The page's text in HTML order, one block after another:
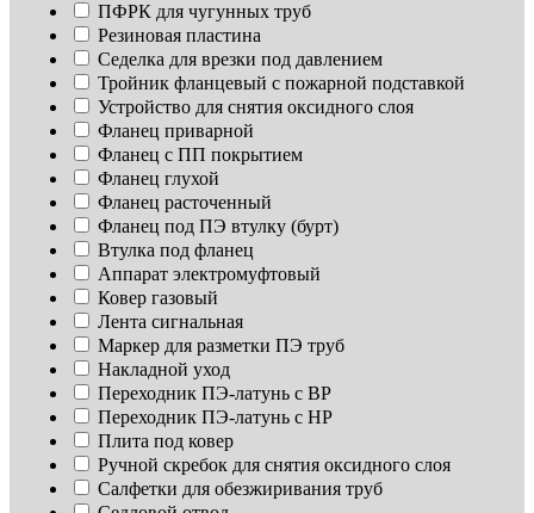
ПФРК для чугунных труб
Резиновая пластина
Седелка для врезки под давлением
Тройник фланцевый с пожарной подставкой
Устройство для снятия оксидного слоя
Фланец приварной
Фланец с ПП покрытием
Фланец глухой
Фланец расточенный
Фланец под ПЭ втулку (бурт)
Втулка под фланец
Аппарат электромуфтовый
Ковер газовый
Лента сигнальная
Маркер для разметки ПЭ труб
Накладной уход
Переходник ПЭ-латунь с ВР
Переходник ПЭ-латунь с НР
Плита под ковер
Ручной скребок для снятия оксидного слоя
Салфетки для обезжиривания труб